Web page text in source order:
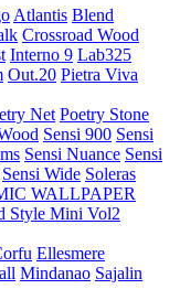
Atlantis Blend
Crossroad Wood
Interno 9 Lab325
Out.20 Pietra Viva
Net Poetry Stone
Sensi 900 Sensi
Sensi Nuance Sensi
Sensi Wide Soleras
WALLPAPER
Style Mini Vol2
Ellesmere
Mindanao Sajalin